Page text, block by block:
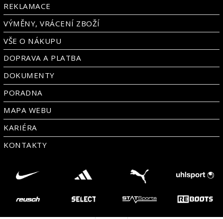
REKLAMACE
VÝMĚNY, VRÁCENÍ ZBOŽÍ
VŠE O NÁKUPU
DOPRAVA A PLATBA
DOKUMENTY
PORADNA
MAPA WEBU
KARIÉRA
KONTAKTY